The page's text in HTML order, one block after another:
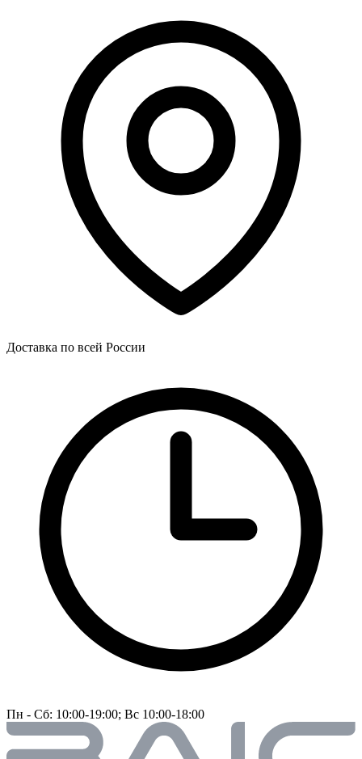
Доставка по всей России
Пн - Сб: 10:00-19:00; Вс 10:00-18:00